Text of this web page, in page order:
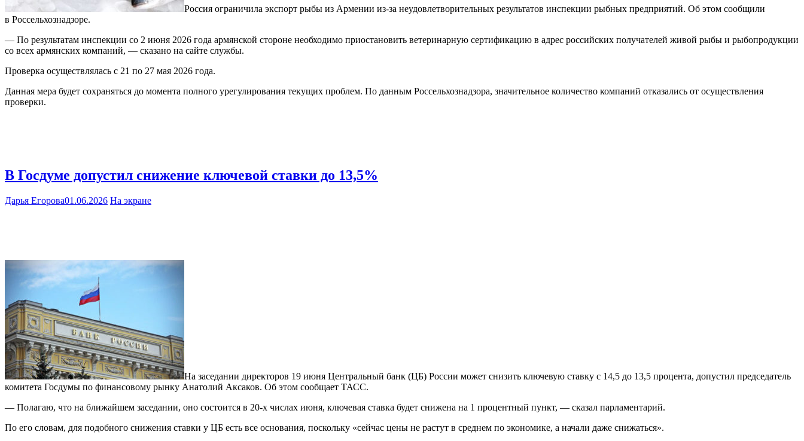
Россия ограничила экспорт рыбы из Армении из-за неудовлетворительных результатов инспекции рыбных предприятий. Об этом сообщили
в Россельхознадзоре.
— По результатам инспекции со 2 июня 2026 года армянской стороне необходимо приостановить ветеринарную сертификацию в адрес российских получателей живой рыбы и рыбопродукции
со всех армянских компаний, — сказано на сайте службы.
Проверка осуществлялась с 21 по 27 мая 2026 года.
Данная мера будет сохраняться до момента полного урегулирования текущих проблем. По данным Россельхознадзора, значительное количество компаний отказались от осуществления
проверки.
В Госдуме допустил снижение ключевой ставки до 13,5%
Дарья Егорова01.06.2026 На экране
На заседании директоров 19 июня Центральный банк (ЦБ) России может снизить ключевую ставку с 14,5 до 13,5 процента, допустил председатель
комитета Госдумы по финансовому рынку Анатолий Аксаков. Об этом сообщает ТАСС.
— Полагаю, что на ближайшем заседании, оно состоится в 20-х числах июня, ключевая ставка будет снижена на 1 процентный пункт, — сказал парламентарий.
По его словам, для подобного снижения ставки у ЦБ есть все основания, поскольку «сейчас цены не растут в среднем по экономике, а начали даже снижаться».